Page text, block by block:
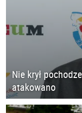
Nie krył
atakowano